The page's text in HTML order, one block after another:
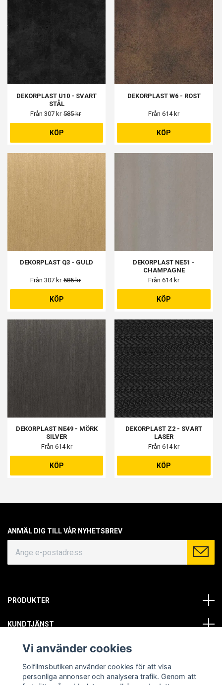
DEKORPLAST U10 - SVART
STÅL
Från 307 kr 585 kr
KÖP
DEKORPLAST W6 - ROST
Från 614 kr
KÖP
DEKORPLAST Q3 - GULD
Från 307 kr 585 kr
KÖP
DEKORPLAST NE51 -
CHAMPAGNE
Från 614 kr
KÖP
DEKORPLAST NE49 - MÖRK
SILVER
Från 614 kr
KÖP
DEKORPLAST Z2 - SVART
LASER
Från 614 kr
KÖP
ANMÄL DIG TILL VÅR NYHETSBREV
PRODUKTER
KUNDTJÄNST
OM OSS
SOCIALA MEDIER
Vi använder cookies
Solfilmsbutiken använder cookies för att visa
personliga annonser och analysera trafik. Genom att